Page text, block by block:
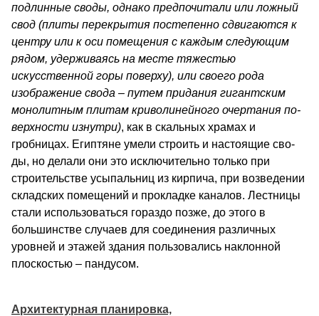
подлинные своды, однако пред­почитали или ложный
свод (плиты перекрытия постепенно сдви­гаются к
центру или к оси помещения с каждым следующим
рядом, удерживаясь на месте тяжестью
искусственной горы по­верху), или своего рода
изображение свода – путем придания гигантским
монолитным плитам криволинейного очертания по­
верхности изнутри), как в скальных храмах и
гробницах. Египтяне умели строить и настоящие сво­
ды, но делали они это исключительно только при
строительстве усыпальниц из кирпича, при возведе­нии
складских помещений и прокладке каналов. Лестницы
стали использоваться гораздо позже, до этого в
большинстве случаев для соединения раз­личных
уровней и этажей здания пользовались нак­лонной
плоскостью – пандусом.
Архитектурная планировка,